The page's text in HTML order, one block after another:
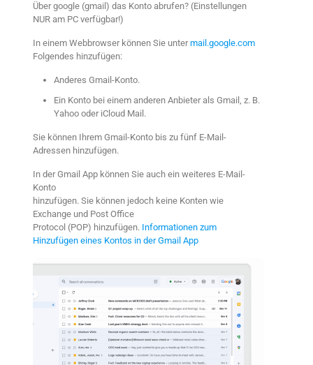
Über google (gmail) das Konto abrufen? (Einstellungen
NUR am PC verfügbar!)
In einem Webbrowser können Sie untermail.google.com
Folgendes hinzufügen:
Anderes Gmail-Konto.
Ein Konto bei einem anderen Anbieter als Gmail, z. B.
Yahoo oder iCloud Mail.
Sie können Ihrem Gmail-Konto bis zu fünf E-Mail-
Adressen hinzufügen.
In der Gmail App können Sie auch ein weiteres E-Mail-
Konto
hinzufügen. Sie können jedoch keine Konten wie
Exchange und Post Office
Protocol (POP) hinzufügen. Informationen zum
Hinzufügen eines Kontos in der Gmail App